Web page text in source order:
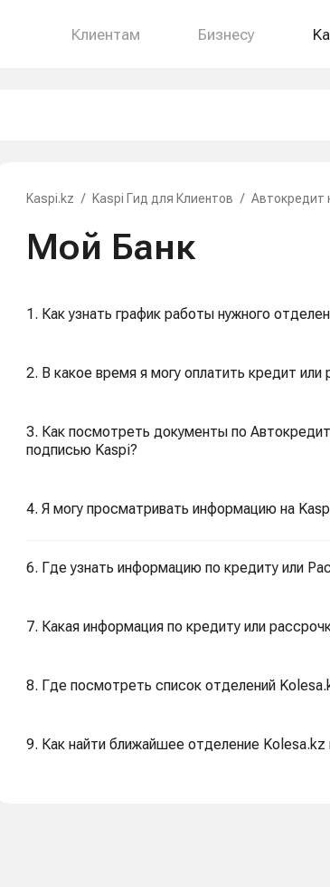
Клиентам Бизнесу
Kaspi.kz / Kaspi Гид для Клиентов / Автокредит
Мой Банк
1. Как узнать график работы нужного
2. В какое время я могу оплатить кредит
3. Как посмотреть документы по
подписью Kaspi?
4. Я могу просматривать информацию на
6. Где узнать информацию по кредиту или
7. Какая информация по кредиту или
8. Где посмотреть список отделений
9. Как найти ближайшее отделение Kolesa.kz